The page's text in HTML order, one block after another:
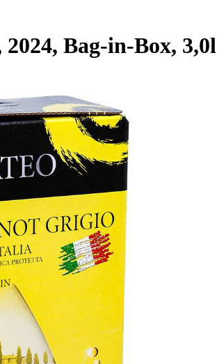
Bag-in-Box, 3,0l